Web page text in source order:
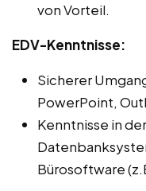
von Vorteil.
EDV-Kenntnisse:
Sicherer
PowerPoint,
Kenntnisse in
Bürosoftware